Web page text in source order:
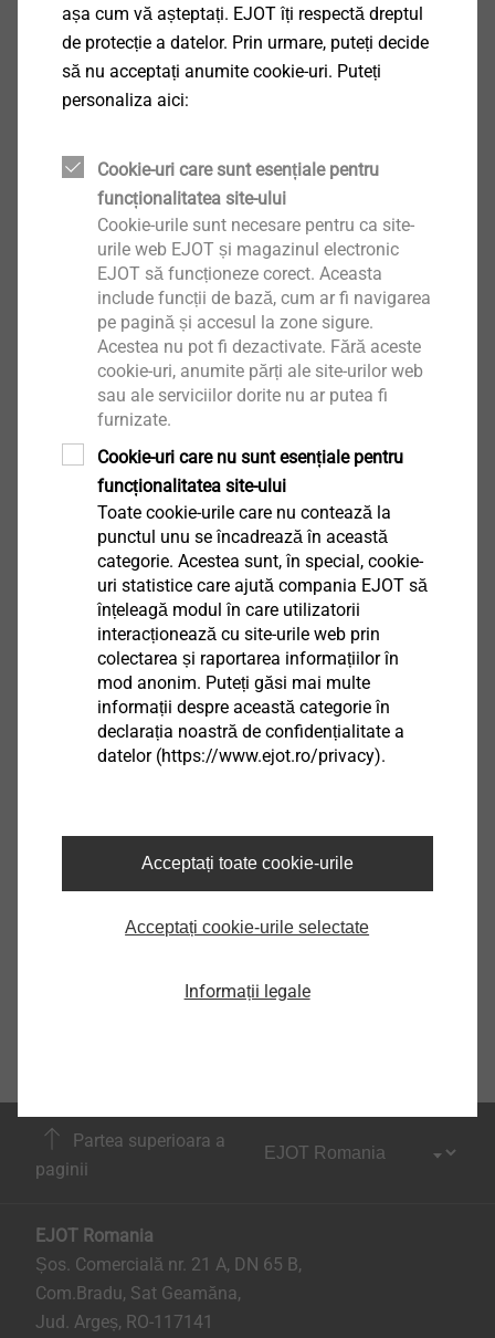
Vizualizare produs
FLOWpoint DELTA PT®
EJOT TSSD ®
Vizualizare produs
Partea superioara a
paginii
EJOT Romania
Șos. Comercială nr. 21 A, DN 65 B,
Com.Bradu, Sat Geamăna,
Jud. Argeș, RO-117141
așa cum vă așteptați. EJOT îți respectă dreptul
de protecție a datelor. Prin urmare, puteți decide
să nu acceptați anumite cookie-uri. Puteți
personaliza aici:
Cookie-uri care sunt esențiale pentru
funcționalitatea site-ului
Cookie-urile sunt necesare pentru ca site-
urile web EJOT și magazinul electronic
EJOT să funcționeze corect. Aceasta
include funcții de bază, cum ar fi navigarea
pe pagină și accesul la zone sigure.
Acestea nu pot fi dezactivate. Fără aceste
cookie-uri, anumite părți ale site-urilor web
sau ale serviciilor dorite nu ar putea fi
furnizate.
Cookie-uri care nu sunt esențiale pentru
funcționalitatea site-ului
Toate cookie-urile care nu contează la
punctul unu se încadrează în această
categorie. Acestea sunt, în special, cookie-
uri statistice care ajută compania EJOT să
înțeleagă modul în care utilizatorii
interacționează cu site-urile web prin
colectarea și raportarea informațiilor în
mod anonim. Puteți găsi mai multe
informații despre această categorie în
declarația noastră de confidențialitate a
datelor (https://www.ejot.ro/privacy).
Acceptați toate cookie-urile
Acceptați cookie-urile selectate
Informații legale